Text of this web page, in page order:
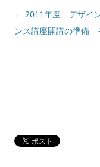
投
稿
ン
← 2011年度 デザイ
ンス講座開講の準備